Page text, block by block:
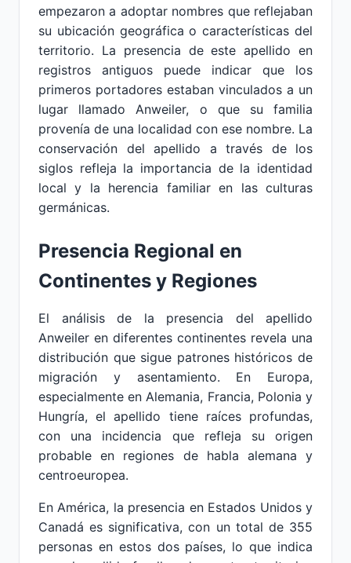
empezaron a adoptar nombres que reflejaban
su ubicación geográfica o características del
territorio. La presencia de este apellido en
registros antiguos puede indicar que los
primeros portadores estaban vinculados a un
lugar llamado Anweiler, o que su familia
provenía de una localidad con ese nombre. La
conservación del apellido a través de los
siglos refleja la importancia de la identidad
local y la herencia familiar en las culturas
germánicas.
Presencia Regional en
Continentes y Regiones
El análisis de la presencia del apellido
Anweiler en diferentes continentes revela una
distribución que sigue patrones históricos de
migración y asentamiento. En Europa,
especialmente en Alemania, Francia, Polonia y
Hungría, el apellido tiene raíces profundas,
con una incidencia que refleja su origen
probable en regiones de habla alemana y
centroeuropea.
En América, la presencia en Estados Unidos y
Canadá es significativa, con un total de 355
personas en estos dos países, lo que indica